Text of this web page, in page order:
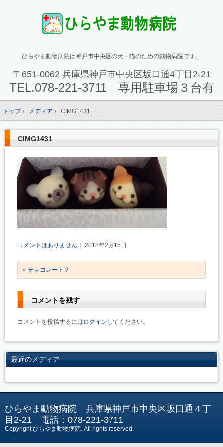
ひらやま動物病院は神戸市中央区の犬・猫のための動物病院です。
〒651-0062 兵庫県神戸市中央区坂口通4丁目2-21
TEL.078-221-3711 専用駐車場３台有
トップ› メディア› CIMG1431
CIMG1431
コメントはありません ｜ 2018年2月15日
« チョコレート？
コメントを残す
コメントを投稿するには ログイン してください。
最近のメディア
ひらやま動物病院 兵庫県神戸市中央区坂口通４丁
目2-21 電話：078-221-3711
Copyright ひらやま動物病院. All rights reserved.